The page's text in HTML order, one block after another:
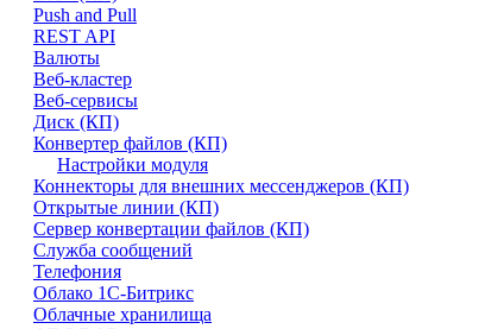
Push and Pull
REST API
Валюты
Веб-кластер
Веб-сервисы
Диск (КП)
Конвертер файлов (КП)
Настройки модуля
Коннекторы для внешних мессенджеров (КП)
Открытые линии (КП)
Сервер конвертации файлов (КП)
Служба сообщений
Телефония
Облако 1С-Битрикс
Облачные хранилища